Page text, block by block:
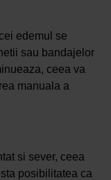
edemul se
sau bandajelor
ceea va
manuala a
si sever, ceea
posibilitatea ca